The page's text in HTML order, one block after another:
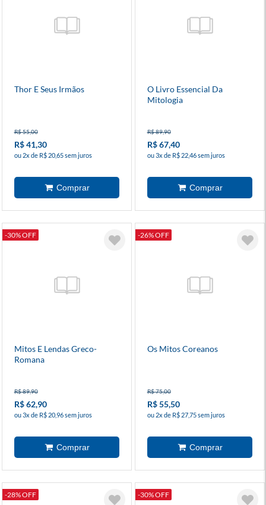
Thor E Seus Irmãos
R$ 55,00
R$ 41,30
ou 2x de R$ 20,65 sem juros
O Livro Essencial Da
Mitologia
R$ 89,90
R$ 67,40
ou 3x de R$ 22,46 sem juros
-30% OFF
Mitos E Lendas Greco-
Romana
R$ 89,90
R$ 62,90
ou 3x de R$ 20,96 sem juros
-26% OFF
Os Mitos Coreanos
R$ 75,00
R$ 55,50
ou 2x de R$ 27,75 sem juros
-28% OFF -30% OFF